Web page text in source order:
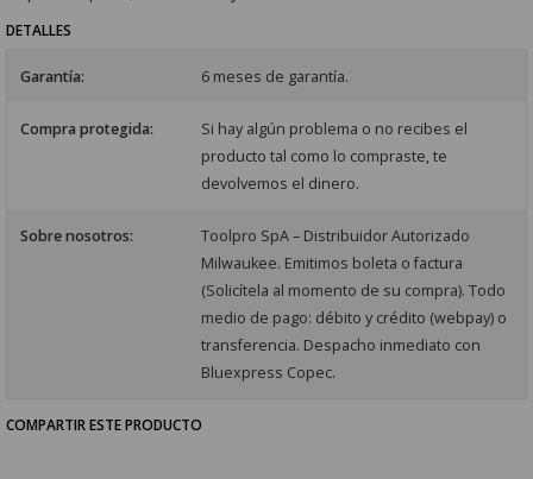
DETALLES
Garantía: 6 meses de garantía.
Compra protegida:
Si hay algún problema o no recibes el
producto tal como lo compraste, te
devolvemos el dinero.
Sobre nosotros:
Toolpro SpA – Distribuidor Autorizado
Milwaukee. Emitimos boleta o factura
(Solicítela al momento de su compra). Todo
medio de pago: débito y crédito (webpay) o
transferencia. Despacho inmediato con
Bluexpress Copec.
COMPARTIR ESTE PRODUCTO